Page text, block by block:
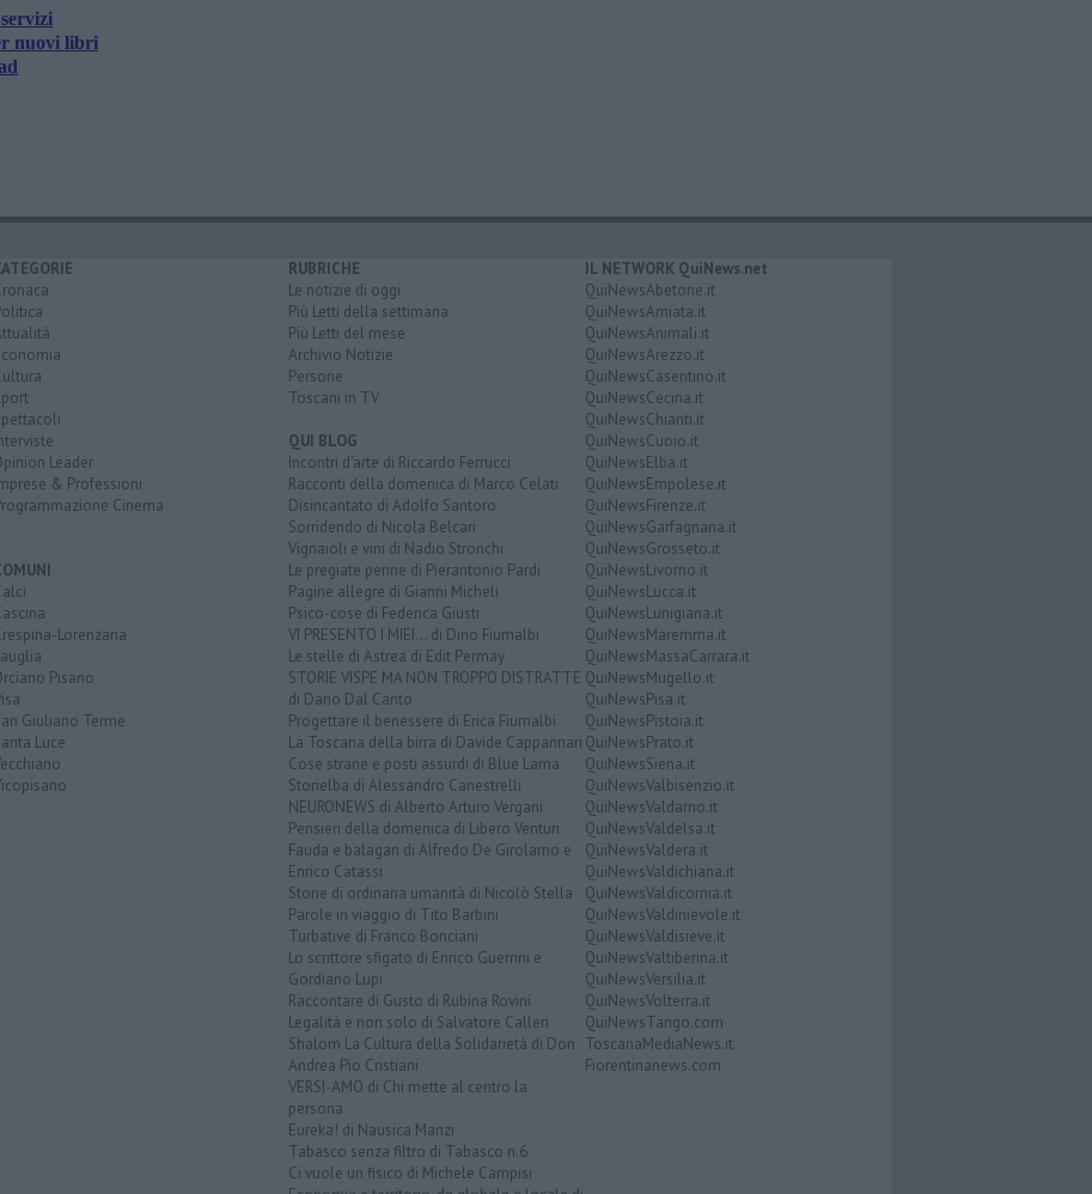
nuovi libri
Leader
& Professioni
Cinema
Lorenzana
Pisano
Giuliano Terme
Luce
RUBRICHE
Le notizie di oggi
Più Letti della settimana
Più Letti del mese
Archivio Notizie
Persone
Toscani in TV
QUI BLOG
Incontri d'arte di Riccardo Ferrucci
Racconti della domenica di Marco Celati
Disincantato di Adolfo Santoro
Sorridendo di Nicola Belcari
Vignaioli e vini di Nadio Stronchi
Le pregiate penne di Pierantonio Pardi
Pagine allegre di Gianni Micheli
Psico-cose di Federica Giusti
VI PRESENTO I MIEI... di Dino Fiumalbi
Le stelle di Astrea di Edit Permay
STORIE VISPE MA NON TROPPO DISTRATTE
di Dario Dal Canto
Progettare il benessere di Erica Fiumalbi
La Toscana della birra di Davide Cappannari
Cose strane e posti assurdi di Blue Lama
Storielba di Alessandro Canestrelli
NEURONEWS di Alberto Arturo Vergani
Pensieri della domenica di Libero Venturi
Fauda e balagan di Alfredo De Girolamo e
Enrico Catassi
Storie di ordinaria umanità di Nicolò Stella
Parole in viaggio di Tito Barbini
Turbative di Franco Bonciani
Lo scrittore sfigato di Enrico Guerrini e
Gordiano Lupi
Raccontare di Gusto di Rubina Rovini
Legalità e non solo di Salvatore Calleri
Shalom La Cultura della Solidarietà di Don
Andrea Pio Cristiani
VERSI-AMO di Chi mette al centro la
persona
Eureka! di Nausica Manzi
Tabasco senza filtro di Tabasco n.6
Ci vuole un fisico di Michele Campisi
IL NETWORK QuiNews.net
QuiNewsAbetone.it
QuiNewsAmiata.it
QuiNewsAnimali.it
QuiNewsArezzo.it
QuiNewsCasentino.it
QuiNewsCecina.it
QuiNewsChianti.it
QuiNewsCuoio.it
QuiNewsElba.it
QuiNewsEmpolese.it
QuiNewsFirenze.it
QuiNewsGarfagnana.it
QuiNewsGrosseto.it
QuiNewsLivorno.it
QuiNewsLucca.it
QuiNewsLunigiana.it
QuiNewsMaremma.it
QuiNewsMassaCarrara.it
QuiNewsMugello.it
QuiNewsPisa.it
QuiNewsPistoia.it
QuiNewsPrato.it
QuiNewsSiena.it
QuiNewsValbisenzio.it
QuiNewsValdarno.it
QuiNewsValdelsa.it
QuiNewsValdera.it
QuiNewsValdichiana.it
QuiNewsValdicornia.it
QuiNewsValdinievole.it
QuiNewsValdisieve.it
QuiNewsValtiberina.it
QuiNewsVersilia.it
QuiNewsVolterra.it
QuiNewsTango.com
ToscanaMediaNews.it
Fiorentinanews.com